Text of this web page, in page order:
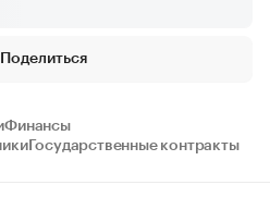
Поделиться
Финансы
Государственные контракты